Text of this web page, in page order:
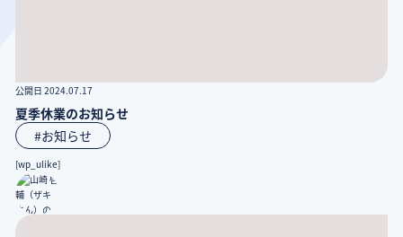
公開日 2024.07.17
夏季休業のお知らせ
#お知らせ
[wp_ulike]